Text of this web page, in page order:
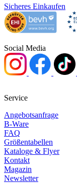
Sicheres Einkaufen
Social Media
Service
Angebotsanfrage
B-Ware
FAQ
Größentabellen
Kataloge & Flyer
Kontakt
Magazin
Newsletter